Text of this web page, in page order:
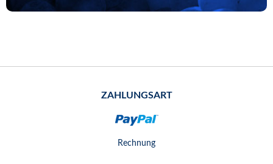
ZAHLUNGSART
Rechnung